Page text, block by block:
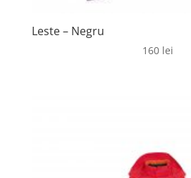
Leste – Negru
160 lei